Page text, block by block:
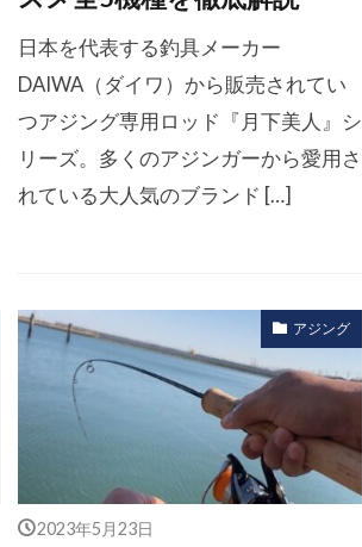
日本を代表する釣具メーカー
DAIWA（ダイワ）から販売されてい
つアジング専用ロッド『月下美人』シ
リーズ。多くのアジンガーから愛用さ
れている大人気のブランド […]
アジング
2023年5月23日